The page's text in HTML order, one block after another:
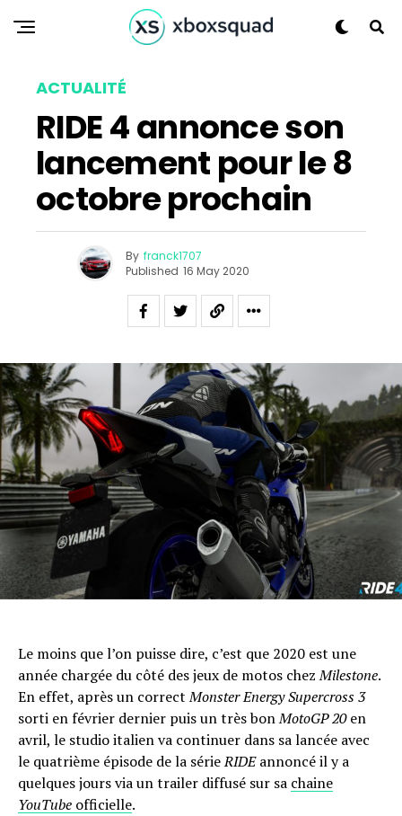
ACTUALITÉ
RIDE 4 annonce son
lancement pour le 8
octobre prochain
By franck1707
Published 16 May 2020
Le moins que l’on puisse dire, c’est que 2020 est une
année chargée du côté des jeux de motos chezMilestone.
En effet, après un correctMonster Energy Supercross 3
sorti en février dernier puis un très bonMotoGP 20en
avril, le studio italien va continuer dans sa lancée avec
le quatrième épisode de la sérieRIDEannoncé il y a
quelques jours via un trailer diffusé sur sa chaine
YouTube officielle.
Flipboard
Reddit
Pinterest
Whatsapp